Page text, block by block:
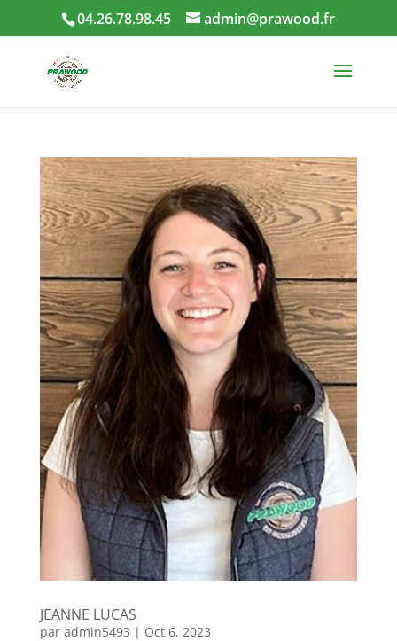
04.26.78.98.45 admin@prawood.fr
JEANNE LUCAS
par admin5493 | Oct 6, 2023